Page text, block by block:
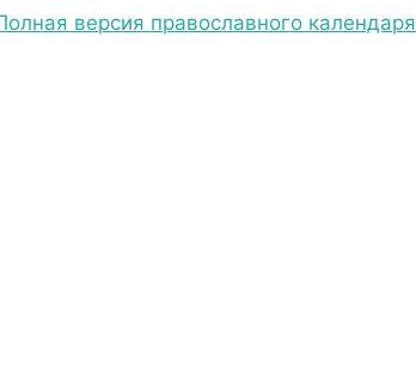
версия православного календаря